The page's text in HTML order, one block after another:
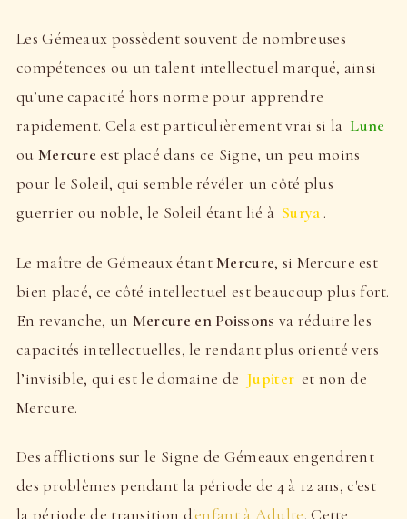
Les Gémeaux possèdent souvent de nombreuses
compétences ou un talent intellectuel marqué, ainsi
qu’une capacité hors norme pour apprendre
rapidement. Cela est particulièrement vrai si la Lune
ou Mercure est placé dans ce Signe, un peu moins
pour le Soleil, qui semble révéler un côté plus
guerrier ou noble, le Soleil étant lié à Surya .
Le maître de Gémeaux étantMercure, si Mercure est
bien placé, ce côté intellectuel est beaucoup plus fort.
En revanche, un Mercure en Poissons va réduire les
capacités intellectuelles, le rendant plus orienté vers
l’invisible, qui est le domaine de Jupiter et non de
Mercure.
Des afflictions sur le Signe de Gémeaux engendrent
des problèmes pendant la période de 4 à 12 ans, c'est
la période de transition d'enfant à Adulte. Cette